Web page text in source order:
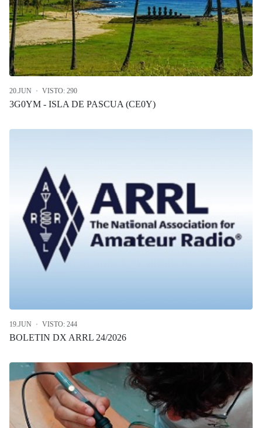
20.JUN VISTO: 290
3G0YM - ISLA DE PASCUA (CE0Y)
19.JUN VISTO: 244
BOLETIN DX ARRL 24/2026